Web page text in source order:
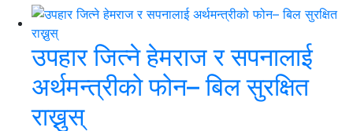
उपहार जित्ने हेमराज र सपनालाई
अर्थमन्त्रीको फोन– बिल सुरक्षित
राख्नुस्